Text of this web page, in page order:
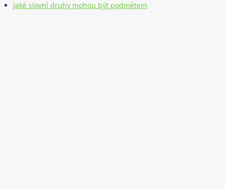
Jaké slovní druhy mohou být podmětem